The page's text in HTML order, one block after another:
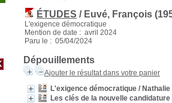
ÉTUDES / Euvé, François
L'exigence démocratique
Mention de date : avril 2024
Paru le : 05/04/2024
Dépouillements
Ajouter le résultat dans votre panier
L'exigence démocratique /
Les clés de la nouvelle candidature